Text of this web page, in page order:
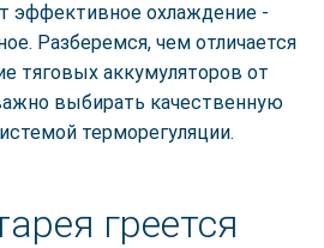
эффективное охлаждение -
Разберемся, чем отличается
тяговых аккумуляторов от
выбирать качественную
терморегуляции.
греется